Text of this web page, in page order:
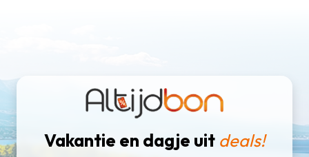
Vakantie en dagje uit deals!